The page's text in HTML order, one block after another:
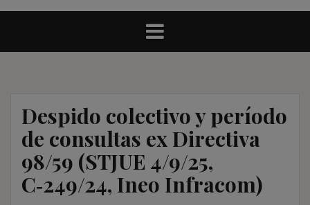
Despido colectivo y período
de consultas ex Directiva
98/59 (STJUE 4/9/25,
C‑249/24, Ineo Infracom)